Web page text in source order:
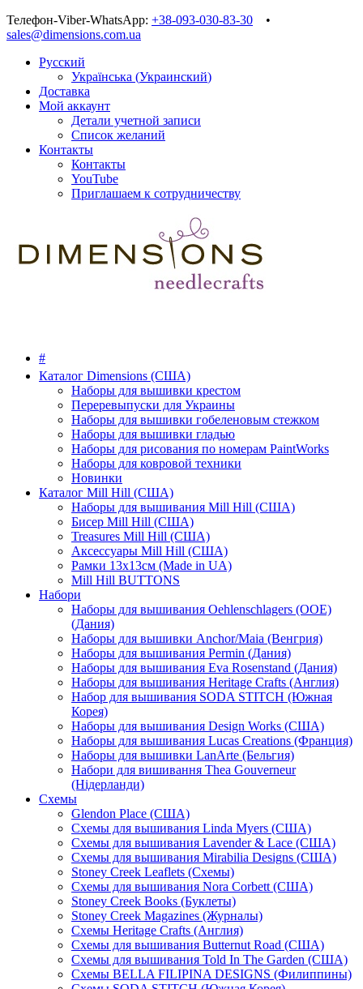
Телефон-Viber-WhatsApp: +38-093-030-83-30 •
sales@dimensions.com.ua
Русский
Українська (Украинский)
Доставка
Мой аккаунт
Детали учетной записи
Список желаний
Контакты
Контакты
YouTube
Приглашаем к сотрудничеству
#
Каталог Dimensions (США)
Наборы для вышивки крестом
Переревыпуски для Украины
Наборы для вышивки гобеленовым стежком
Наборы для вышивки гладью
Наборы для рисования по номерам PaintWorks
Наборы для ковровой техники
Новинки
Каталог Mill Hill (США)
Наборы для вышивания Mill Hill (США)
Бисер Mill Hill (США)
Treasures Mill Hill (США)
Аксессуары Mill Hill (США)
Рамки 13х13см (Made in UA)
Mill Hill BUTTONS
Набори
Наборы для вышивания Oehlenschlagers (OOE)
(Дания)
Наборы для вышивки Anchor/Maia (Венгрия)
Наборы для вышивания Permin (Дания)
Наборы для вышивания Eva Rosenstand (Дания)
Наборы для вышивания Heritage Crafts (Англия)
Набор для вышивания SODA STITCH (Южная
Корея)
Наборы для вышивания Design Works (США)
Наборы для вышивания Lucas Creations (Франция)
Наборы для вышивки LanArte (Бельгия)
Набори для вишивання Thea Gouverneur
(Нідерланди)
Схемы
Glendon Place (США)
Схемы для вышивания Linda Myers (США)
Схемы для вышивания Lavender & Lace (США)
Схемы для вышивания Mirabilia Designs (США)
Stoney Creek Leaflets (Схемы)
Схемы для вышивания Nora Corbett (США)
Stoney Creek Books (Буклеты)
Stoney Creek Magazines (Журналы)
Схемы Heritage Crafts (Англия)
Схемы для вышивания Butternut Road (США)
Схемы для вышивания Told In The Garden (США)
Схемы BELLA FILIPINA DESIGNS (Филиппины)